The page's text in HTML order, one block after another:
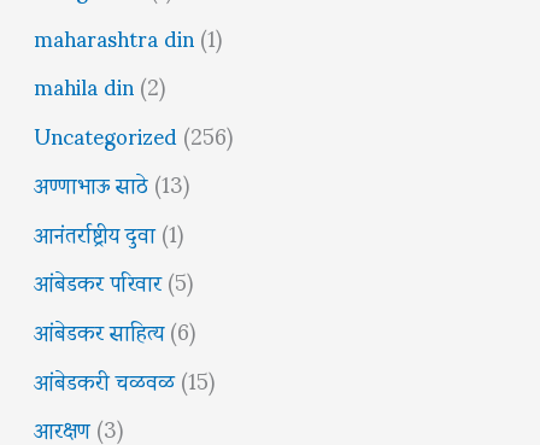
maharashtra din(1)
mahila din(2)
Uncategorized(256)
अण्णाभाऊ साठे(13)
आनंतर्राष्ट्रीय दुवा(1)
आंबेडकर परिवार(5)
आंबेडकर साहित्य(6)
आंबेडकरी चळवळ(15)
आरक्षण(3)